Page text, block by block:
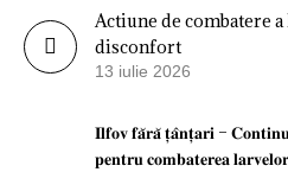
Actiune de combatere
disconfort
13 iulie 2026
𝐈𝐥𝐟𝐨𝐯 𝐟𝐚̆𝐫𝐚̆ 𝐭̦𝐚̂𝐧𝐭̦𝐚𝐫𝐢 –
𝐩𝐞𝐧𝐭𝐫𝐮 𝐜𝐨𝐦𝐛𝐚𝐭𝐞𝐫𝐞𝐚